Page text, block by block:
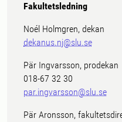
Fakultetsledning
Noél Holmgren, dekan
dekanus.nj@slu.se
Pär Ingvarsson, prodekan
018-67 32 30
par.ingvarsson@slu.se
Pär Aronsson,